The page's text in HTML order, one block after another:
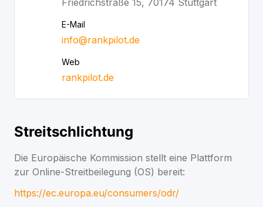
Friedrichstraße 15, 70174 Stuttgart
E-Mail
info@rankpilot.de
Web
rankpilot.de
Streitschlichtung
Die Europäische Kommission stellt eine Plattform
zur Online-Streitbeilegung (OS) bereit:
https://ec.europa.eu/consumers/odr/